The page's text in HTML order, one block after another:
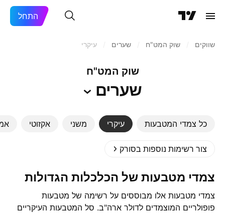
התחל
שווקים שוק המט"ח שערים עיקרי
שוק המט"ח
שערים
כל צמדי המטבעות עיקרי משני אקזוטי
צור רשימות נוספות בסורק
צמדי מטבעות של הכלכלות הגדולות
צמדי מטבעות אלו מבוססים על רשימה של מטבעות
פופולריים המוצמדים לדולר ארה"ב. סל המטבעות העיקריים